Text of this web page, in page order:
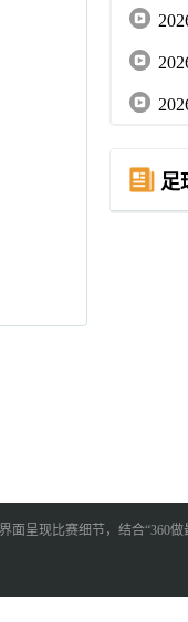
足
呈现比赛细节，结合“360